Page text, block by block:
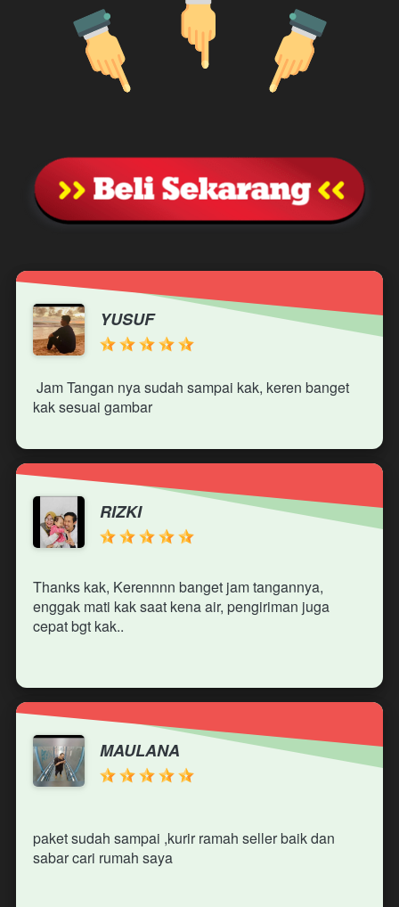
YUSUF
kak sesuai gambar
RIZKI
Thanks kak, Kerennnn banget jam tangannya,
enggak mati kak saat kena air, pengiriman juga
cepat bgt kak..
MAULANA
paket sudah sampai ,kurir ramah seller baik dan
sabar cari rumah saya